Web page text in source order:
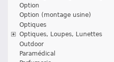
Option
Option (montage usine)
Optiques
Optiques, Loupes, Lunettes
Outdoor
Paramédical